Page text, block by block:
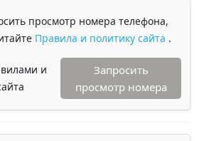
просмотр номера телефона,
Правила и политику сайта .
и
Запросить
просмотр номера